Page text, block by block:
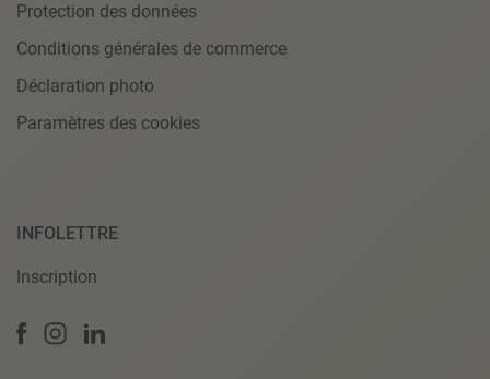
Protection des données
Conditions générales de commerce
Déclaration photo
Paramètres des cookies
INFOLETTRE
Inscription